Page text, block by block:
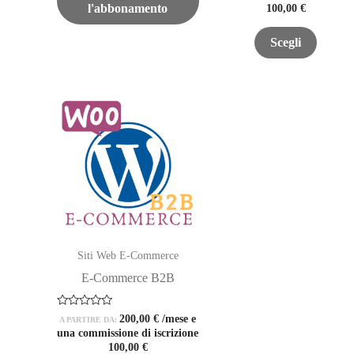
l'abbonamento
100,00 €
Scegli
Siti Web E-Commerce
E-Commerce B2B
Valutato
0
su
A PARTIRE DA:200,00€ /mese e
una commissione di iscrizione
100,00 €